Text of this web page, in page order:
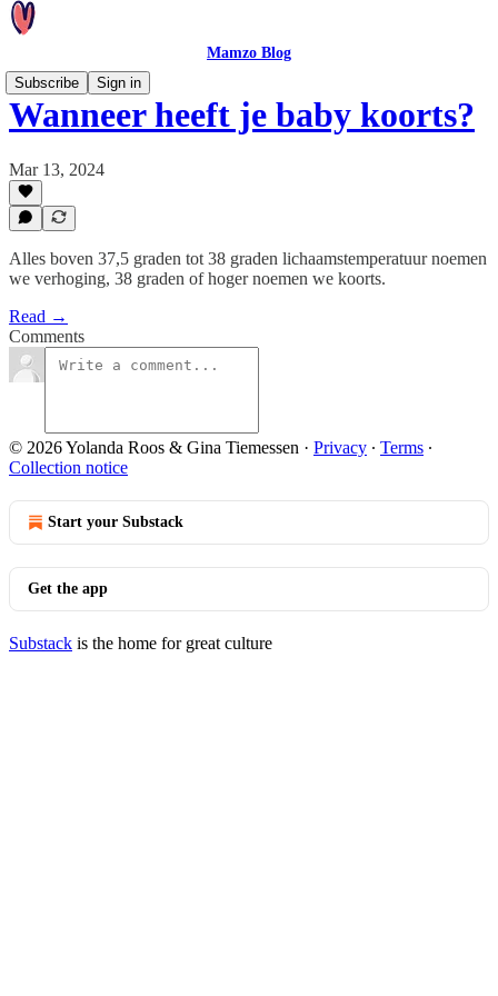
Mamzo Blog
Subscribe
Sign in
Wanneer heeft je baby koorts?
Mar 13, 2024
Alles boven 37,5 graden tot 38 graden lichaamstemperatuur noemen
we verhoging, 38 graden of hoger noemen we koorts.
Read →
Comments
© 2026 Yolanda Roos & Gina Tiemessen · Privacy ∙ Terms ∙
Collection notice
Start your Substack
Get the app
Substack is the home for great culture